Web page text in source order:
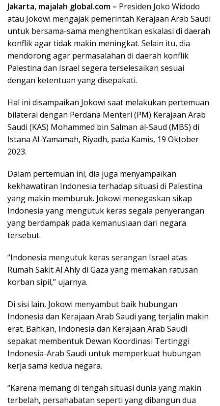
Jakarta, majalah global.com – Presiden Joko Widodo
atau Jokowi mengajak pemerintah Kerajaan Arab Saudi
untuk bersama-sama menghentikan eskalasi di daerah
konflik agar tidak makin meningkat. Selain itu, dia
mendorong agar permasalahan di daerah konflik
Palestina dan Israel segera terselesaikan sesuai
dengan ketentuan yang disepakati.
Hal ini disampaikan Jokowi saat melakukan pertemuan
bilateral dengan Perdana Menteri (PM) Kerajaan Arab
Saudi (KAS) Mohammed bin Salman al-Saud (MBS) di
Istana Al-Yamamah, Riyadh, pada Kamis, 19 Oktober
2023.
Dalam pertemuan ini, dia juga menyampaikan
kekhawatiran Indonesia terhadap situasi di Palestina
yang makin memburuk. Jokowi menegaskan sikap
Indonesia yang mengutuk keras segala penyerangan
yang berdampak pada kemanusiaan dari negara
tersebut.
“Indonesia mengutuk keras serangan Israel atas
Rumah Sakit Al Ahly di Gaza yang memakan ratusan
korban sipil,” ujarnya.
Di sisi lain, Jokowi menyambut baik hubungan
Indonesia dan Kerajaan Arab Saudi yang terjalin makin
erat. Bahkan, Indonesia dan Kerajaan Arab Saudi
sepakat membentuk Dewan Koordinasi Tertinggi
Indonesia-Arab Saudi untuk memperkuat hubungan
kerja sama kedua negara.
“Karena memang di tengah situasi dunia yang makin
terbelah, persahabatan seperti yang dibangun dua